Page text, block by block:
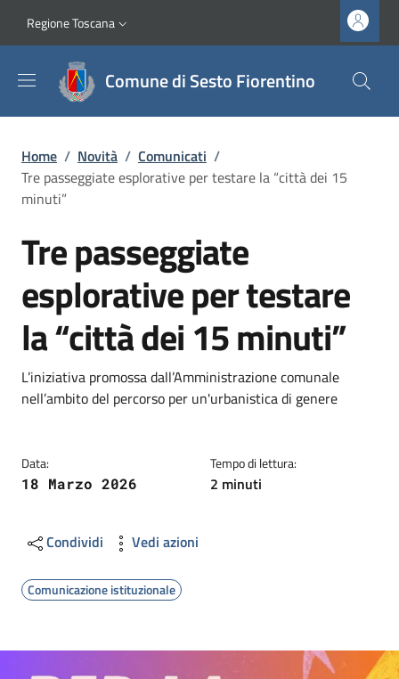
Slim top
Regione Toscana
Comune di Sesto Fiorentino
Briciole di pane
Home / Novità / Comunicati /
Tre passeggiate esplorative per testare la “città dei 15
minuti”
Tre passeggiate
esplorative per testare
la “città dei 15 minuti”
Dettagli
Descrizione breve
L’iniziativa promossa dall’Amministrazione comunale
nell’ambito del percorso per un'urbanistica di genere
Data:
18 Marzo 2026
Tempo di lettura:
2 minuti
Condividi Vedi azioni
Comunicazione istituzionale